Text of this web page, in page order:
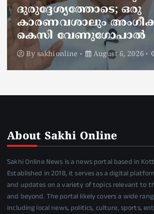
നഴ്സിന് അണലിയുടെ
അണലിയുടെ
ഡ്യൂട്ടിക്കിടെ
By sakhionline August 6, 2026
About Sakhi Online
Sakhi Online News is a news portal based in
Established in 2018, it serves as a digital
and updates on a variety of topics relevant to
and beyond. The portal likely covers a wide
including local news, politics, culture, sports,